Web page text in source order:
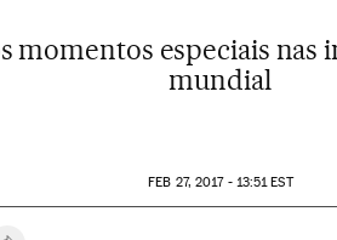
momentos especiais
mundial
FEB 27, 2017 - 13:51EST